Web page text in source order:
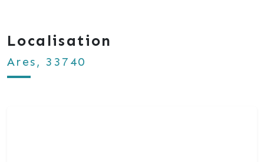
Localisation
Ares, 33740